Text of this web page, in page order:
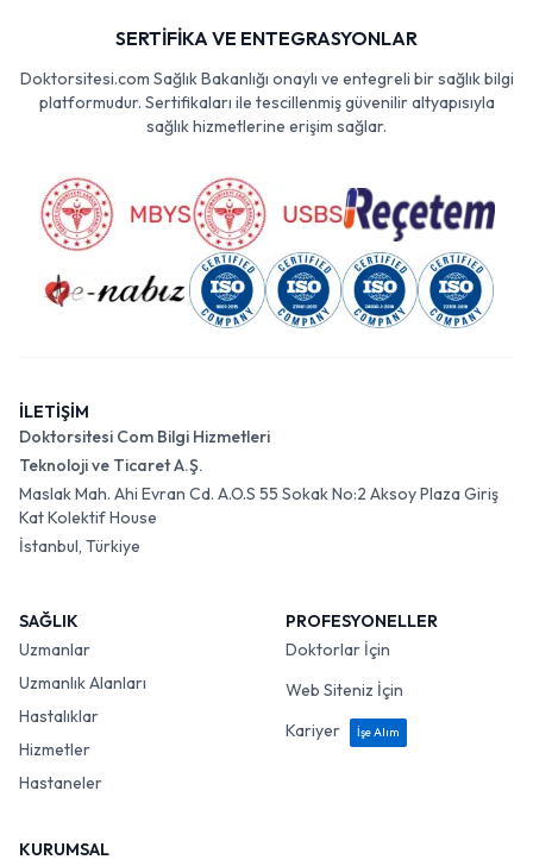
SERTİFİKA VE ENTEGRASYONLAR
Doktorsitesi.com Sağlık Bakanlığı onaylı ve entegreli bir sağlık bilgi
platformudur. Sertifikaları ile tescillenmiş güvenilir altyapısıyla
sağlık hizmetlerine erişim sağlar.
İLETİŞİM
Doktorsitesi Com Bilgi Hizmetleri
Teknoloji ve Ticaret A.Ş.
Maslak Mah. Ahi Evran Cd. A.O.S 55 Sokak No:2 Aksoy Plaza Giriş
Kat Kolektif House
İstanbul, Türkiye
SAĞLIK
Uzmanlar
Uzmanlık Alanları
Hastalıklar
Hizmetler
Hastaneler
PROFESYONELLER
Doktorlar İçin
Web Siteniz İçin
Kariyer
İşe Alım
KURUMSAL